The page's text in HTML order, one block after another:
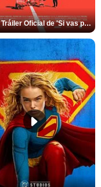
Primer Tráiler Oficial de 'Si vas para Chile'